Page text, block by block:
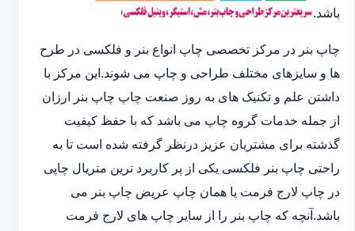
باشد.
چاپ بنر در مرکز تخصصی چاپ انواع بنر و فلکسی در طرح
ها و سایزهای مختلف طراحی و چاپ می شوند.این مرکز با
داشتن علم و تکنیک های به روز صنعت چاپ چاپ بنر ارزان
از جمله خدمات گروه چاپ می باشد که با حفظ کیفیت
گذشته برای مشتریان عزیز درنظر گرفته شده است تا به
راحتی چاپ بنر فلکسی یکی از پر کاربرد ترین متریال چاپی
در چاپ لارج فرمت یا همان چاپ عریض چاپ بنر می
باشد.آنچه که چاپ بنر را از سایر چاپ های لارج فرمت